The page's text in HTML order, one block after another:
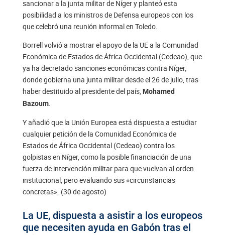
sancionar a la junta militar de Níger y planteó esta
posibilidad a los ministros de Defensa europeos con los
que celebró una reunión informal en Toledo.
Borrell volvió a mostrar el apoyo de la UE a la Comunidad
Económica de Estados de África Occidental (Cedeao), que
ya ha decretado sanciones económicas contra Níger,
donde gobierna una junta militar desde el 26 de julio, tras
haber destituido al presidente del país, Mohamed
Bazoum.
Y añadió que la Unión Europea está dispuesta a estudiar
cualquier petición de la Comunidad Económica de
Estados de África Occidental (Cedeao) contra los
golpistas en Níger, como la posible financiación de una
fuerza de intervención militar para que vuelvan al orden
institucional, pero evaluando sus «circunstancias
concretas». (30 de agosto)
La UE, dispuesta a asistir a los europeos
que necesiten ayuda en Gabón tras el